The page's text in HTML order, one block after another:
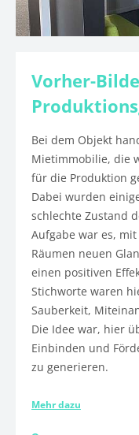
Vorher-
Bei dem Objekt
Mietimmobilie, die
für die Produktion
Dabei wurden
schlechte Zustand
Aufgabe war es,
Räumen neuen
einen positiven
Stichworte waren
Sauberkeit,
Die Idee war, hier
Einbinden und
zu generieren.
Mehr dazu